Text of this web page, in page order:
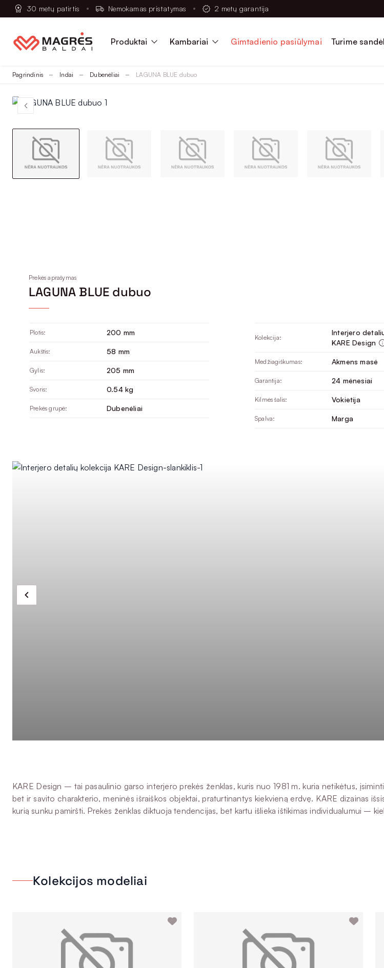
30 metų patirtis Nemokamas pristatymas 2 metų garantija
Produktai Kambariai Gimtadienio pasiūlymai Turime
Pagrindinis Indai Dubenėliai LAGUNA BLUE dubuo
Prekės aprašymas
LAGUNA BLUE dubuo
Plotis: 200 mm
Aukštis: 58 mm
Gylis: 205 mm
Svoris: 0.54 kg
Prekės grupė: Dubenėliai
Kolekcija:
Interjero
KARE Design
Medžiagiškumas: Akmens masė
Garantija: 24 mėnesiai
Kilmės šalis: Vokietija
Spalva: Marga
KARE Design – tai pasaulinio garso interjero prekės ženklas, kuris nuo 1981 m. kuria netikėtus,
bet ir savito charakterio, meninės išraiškos objektai, praturtinantys kiekvieną erdvę. KARE dizainas
kurią sunku pamiršti. Prekės ženklas diktuoja tendencijas, bet kartu išlieka ištikimas individualumui –
Kolekcijos modeliai